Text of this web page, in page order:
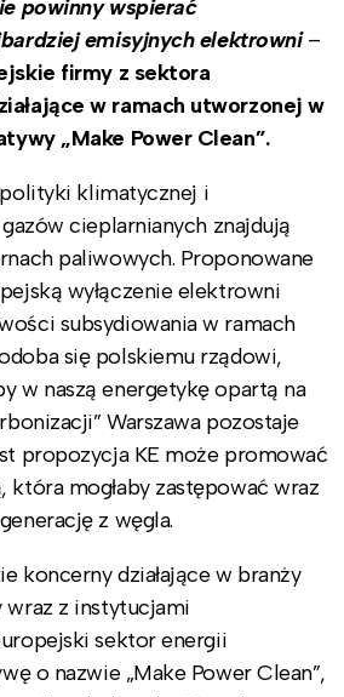
powinny wspierać
emisyjnych elektrowni–
firmy z sektora
w ramach utworzonej w
„Make Power Clean”.
klimatycznej i
cieplarnianych znajdują
paliwowych. Proponowane
wyłączenie elektrowni
subsydiowania w ramach
się polskiemu rządowi,
w naszą energetykę opartą na
Warszawa pozostaje
propozycja KE może promować
która mogłaby zastępować wraz
z węgla.
koncerny działające w branży
wraz z instytucjami
sektor energii
o nazwie „Make Power Clean”,